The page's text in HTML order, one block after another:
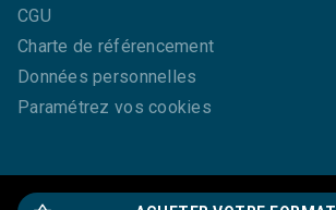
CGU
Charte de référencement
Données personnelles
Paramétrez vos cookies